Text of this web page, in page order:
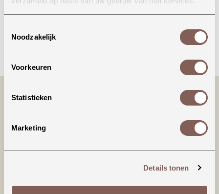
Noodzakelijk
Voorkeuren
Statistieken
Marketing
Details tonen